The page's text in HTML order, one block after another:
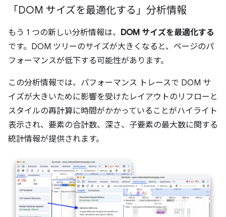
「DOM サイズを最適化する」分析情報
もう 1 つの新しい分析情報は、 DOM サイズを最適化する
です。DOM ツリーのサイズが大きくなると、ページのパ
フォーマンスが低下する可能性があります。
この分析情報では、パフォーマンス トレースで DOM サ
イズが大きいために影響を受けたレイアウトのリフローと
スタイルの再計算に時間がかかっていることがハイライト
表示され、要素の合計数、深さ、子要素の最大数に関する
統計情報が提供されます。